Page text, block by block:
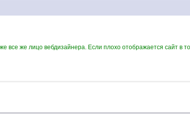
все же лицо вебдизайнера. Если плохо отображается сайт в